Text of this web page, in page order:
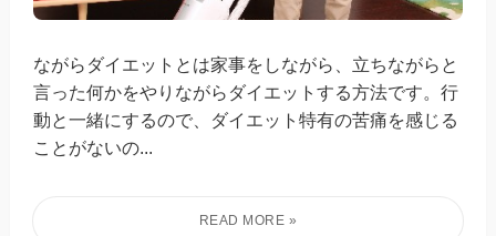
ながらダイエットとは家事をしながら、立ちながらと
言った何かをやりながらダイエットする方法です。行
動と一緒にするので、ダイエット特有の苦痛を感じる
ことがないの...